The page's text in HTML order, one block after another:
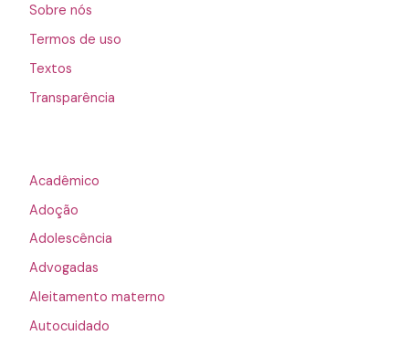
Sobre nós
Termos de uso
Textos
Transparência
Acadêmico
Adoção
Adolescência
Advogadas
Aleitamento materno
Autocuidado